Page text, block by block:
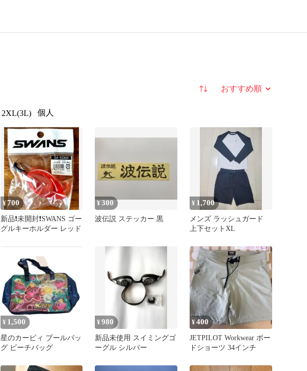
並び替え
2XL(3L) 個人
¥700
新品❗未開封❗SWANS ゴー
グルキーホルダー レッド
¥300
波伝説 ステッカー 黒
¥ 1,700
メンズ ラッシュガード
上下セットXL
¥ 1,500
星のカービィ プールバッ
グ ビーチバッグ
¥980
新品未使用 スイミングゴ
ーグル シルバー
¥400
JETPILOT Workwear ボー
ドショーツ 34インチ